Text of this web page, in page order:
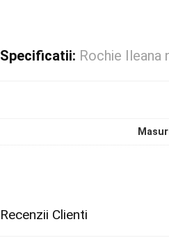
Specificatii: Rochie Ileana
Recenzii Clienti